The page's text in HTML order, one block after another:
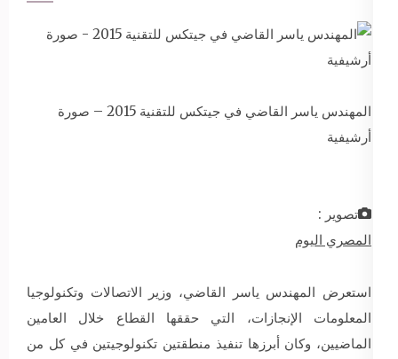
المهندس ياسر القاضي في جيتكس للتقنية 2015 – صورة
أرشيفية
تصوير :
المصري اليوم
استعرض المهندس ياسر القاضي، ​وزير الاتصالات وتكنولوجيا
المعلومات الإنجازات، التي حققها القطاع خلال العامين
الماضيين، وكان أبرزها تنفيذ منطقتين تكنولوجيتين في كل من